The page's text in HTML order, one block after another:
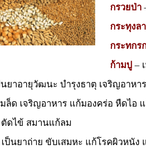
กรวยป่า
กระทุงล
กระทกร
ก้ามปู–
นยาอายุวัฒนะ บำรุงธาตุ เจริญอาห
มล็ด เจริญอาหาร แก้มองคร่อ หืดไอ
ตัดไข้ สมานแก้ลม
เป็นยาถ่าย ขับเสมหะ แก้โรคผิวหนั